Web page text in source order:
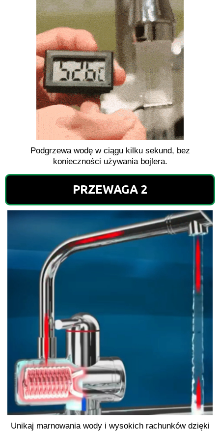
Podgrzewa wodę w ciągu kilku sekund, bez
konieczności używania bojlera.
PRZEWAGA 2
Unikaj marnowania wody i wysokich rachunków dzięki